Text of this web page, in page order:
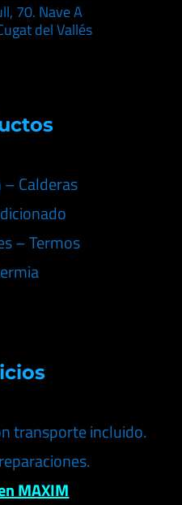
70. Nave A
del Vallés
Calderas
– Termos
transporte incluido.
MAXIM